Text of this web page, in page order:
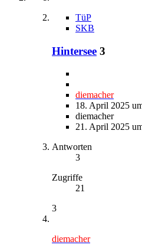
TüP
SKB
Hintersee 3
diemacher
18. April 2025
diemacher
21. April 2025
Antworten
3
Zugriffe
21
3
diemacher